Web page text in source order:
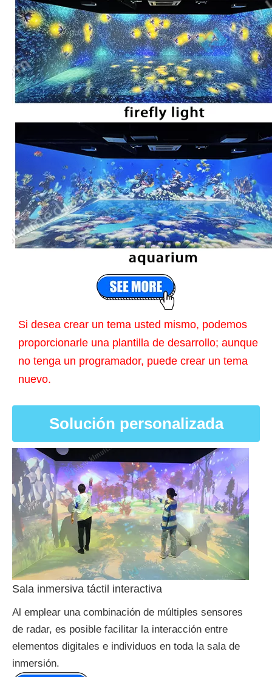
Si desea crear un tema usted mismo, podemos
proporcionarle una plantilla de desarrollo; aunque
no tenga un programador, puede crear un tema
nuevo.
Solución personalizada
Sala inmersiva táctil interactiva
Al emplear una combinación de múltiples sensores
de radar, es posible facilitar la interacción entre
elementos digitales e individuos en toda la sala de
inmersión.